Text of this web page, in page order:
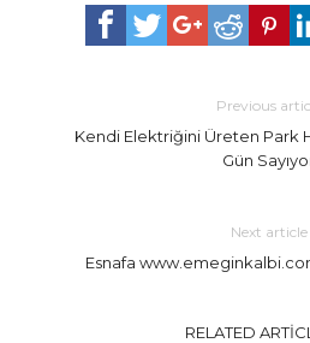
Previous
Kendi Elektriğini Üreten Park
Gün
Next article
Esnafa
RELATED